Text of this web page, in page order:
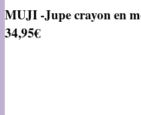
MUJI -Jupe crayon en
34,95€